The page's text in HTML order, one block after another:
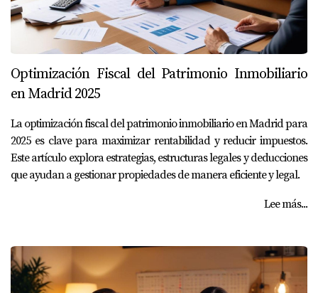
Optimización Fiscal del Patrimonio Inmobiliario
en Madrid 2025
La optimización fiscal del patrimonio inmobiliario en Madrid para
2025 es clave para maximizar rentabilidad y reducir impuestos.
Este artículo explora estrategias, estructuras legales y deducciones
que ayudan a gestionar propiedades de manera eficiente y legal.
Lee más...